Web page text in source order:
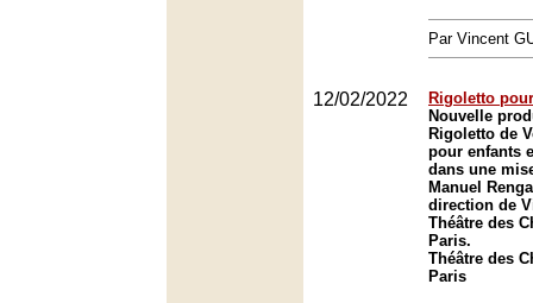
Par Vincent
12/02/2022
Rigoletto
Nouvelle
Rigoletto de
pour enfants
dans une
Manuel
direction de
Théâtre des
Paris.
Théâtre des
Paris